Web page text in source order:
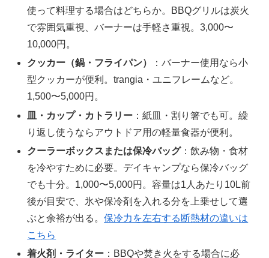
使って料理する場合はどちらか。BBQグリルは炭火
で雰囲気重視、バーナーは手軽さ重視。3,000〜
10,000円。
クッカー（鍋・フライパン）
：バーナー使用なら小
型クッカーが便利。trangia・ユニフレームなど。
1,500〜5,000円。
皿・カップ・カトラリー ：紙皿・割り箸でも可。繰
り返し使うならアウトドア用の軽量食器が便利。
クーラーボックスまたは保冷バッグ：飲み物・食材
を冷やすために必要。デイキャンプなら保冷バッグ
でも十分。1,000〜5,000円。容量は1人あたり10L前
後が目安で、氷や保冷剤を入れる分を上乗せして選
ぶと余裕が出る。保冷力を左右する断熱材の違いは
こちら
着火剤・ライター ：BBQや焚き火をする場合に必